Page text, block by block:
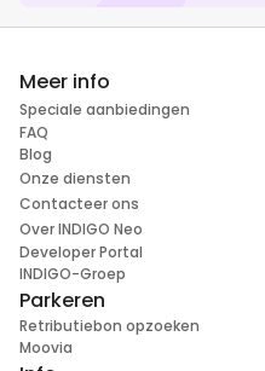
Meer info
Speciale aanbiedingen
FAQ
Blog
Onze diensten
Contacteer ons
Over INDIGO Neo
Developer Portal
INDIGO-Groep
Parkeren
Retributiebon opzoeken
Moovia